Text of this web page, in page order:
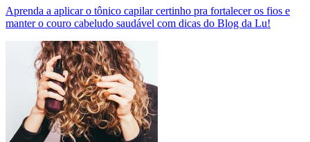
Aprenda a aplicar o tônico capilar certinho pra fortalecer os fios e
manter o couro cabeludo saudável com dicas do Blog da Lu!